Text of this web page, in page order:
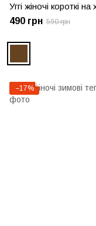
Уггі жіночі короткі
490 грн 590 грн
−17%